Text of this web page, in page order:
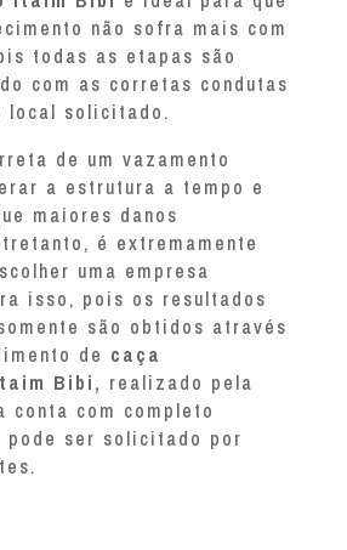
não sofra mais com
todas as etapas são
com as corretas condutas
local solicitado.
de um vazamento
a estrutura a tempo e
maiores danos
é extremamente
uma empresa
isso, pois os resultados
são obtidos através
de caça
Bibi, realizado pela
conta com completo
pode ser solicitado por